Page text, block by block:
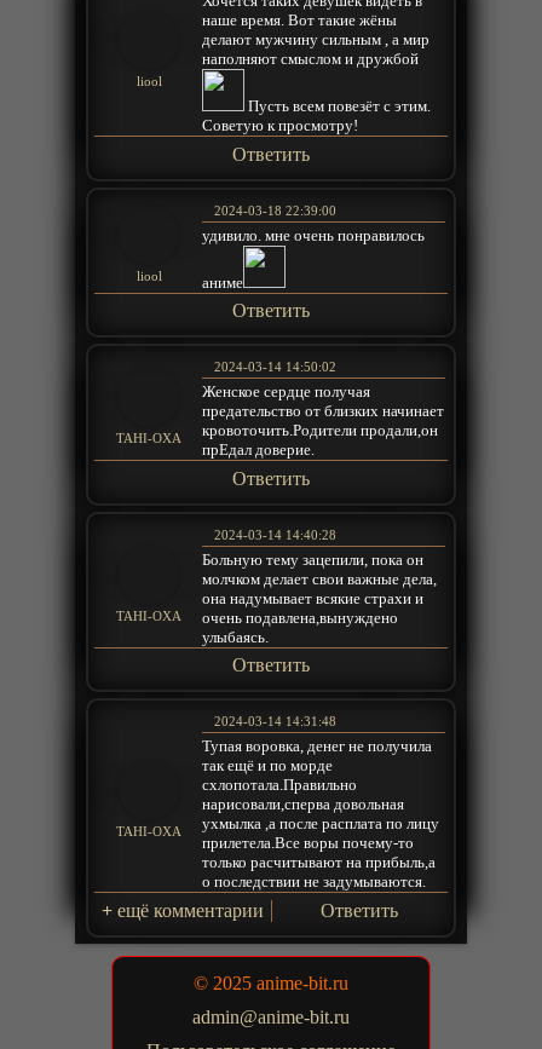
liool
наше время. Вот такие жёны
делают мужчину сильным , а мир
наполняют смыслом и дружбой
Пусть всем повезёт с этим.
Советую к просмотру!
Ответить
liool
2024-03-18 22:39:00
удивило. мне очень понравилось
аниме
Ответить
TAHI-OXA
2024-03-14 14:50:02
Женское сердце получая
предательство от близких начинает
кровоточить.Родители продали,он
прЕдал доверие.
Ответить
TAHI-OXA
2024-03-14 14:40:28
Больную тему зацепили, пока он
молчком делает свои важные дела,
она надумывает всякие страхи и
очень подавлена,вынуждено
улыбаясь.
Ответить
TAHI-OXA
2024-03-14 14:31:48
Тупая воровка, денег не получила
так ещё и по морде
схлопотала.Правильно
нарисовали,сперва довольная
ухмылка ,а после расплата по лицу
прилетела.Все воры почему-то
только расчитывают на прибыль,а
о последствии не задумываются.
+ ещё комментарии Ответить
© 2025 anime-bit.ru
admin@anime-bit.ru